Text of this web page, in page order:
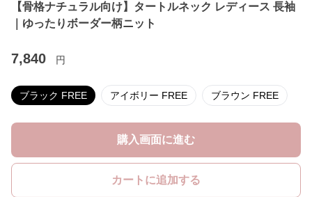
【骨格ナチュラル向け】タートルネック レディース 長袖
｜ゆったりボーダー柄ニット
7,840 円
ブラック FREE アイボリー FREE ブラウン FREE
購入画面に進む
カートに追加する